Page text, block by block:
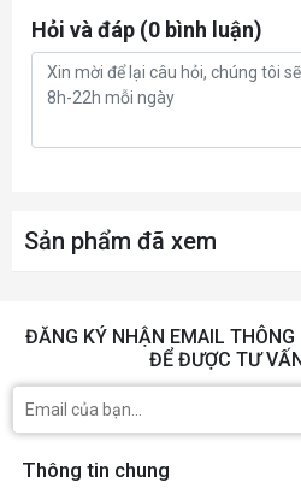
Hỏi và đáp (0 bình luận)
Sản phẩm đã xem
ĐĂNG KÝ NHẬN EMAIL
ĐỂ ĐƯỢC TƯ
Thông tin chung